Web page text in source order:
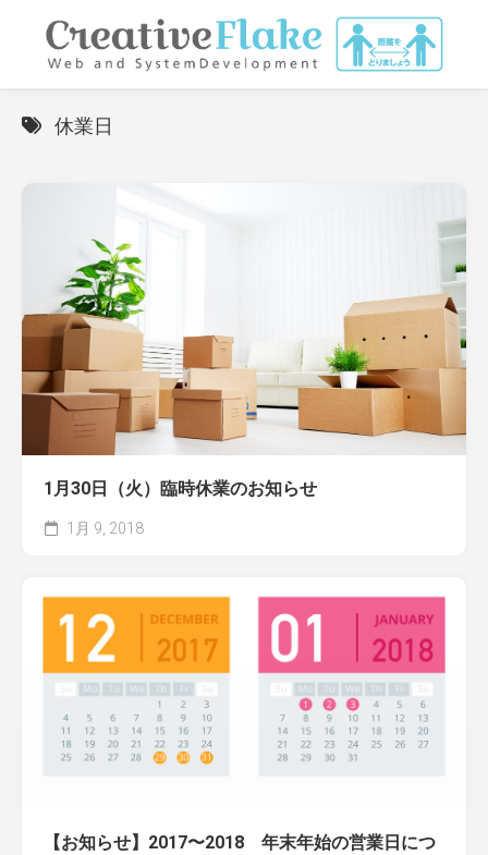
content
休業日
1月30日（火）臨時休業のお知らせ
1月 9, 2018
【お知らせ】2017〜2018 年末年始の営業日につ